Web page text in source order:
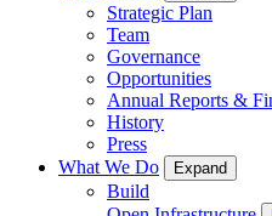
Strategic Plan
Team
Governance
Opportunities
Annual Reports &
History
Press
What We Do
Expand
Build